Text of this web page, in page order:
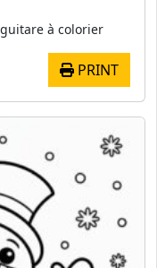
à colorier
PRINT